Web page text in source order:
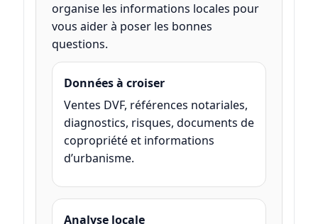
organise les informations locales pour
vous aider à poser les bonnes
questions.
Données à croiser
Ventes DVF, références notariales,
diagnostics, risques, documents de
copropriété et informations
d’urbanisme.
Analyse locale